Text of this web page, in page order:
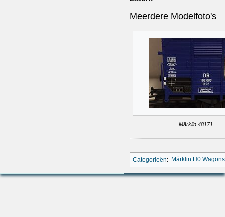
Meerdere Modelfoto's
Märklin 48171
Categorieën: Märklin H0 Wagons